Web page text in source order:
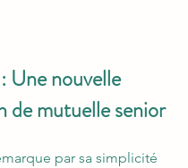
Une nouvelle
de mutuelle senior
par sa simplicité